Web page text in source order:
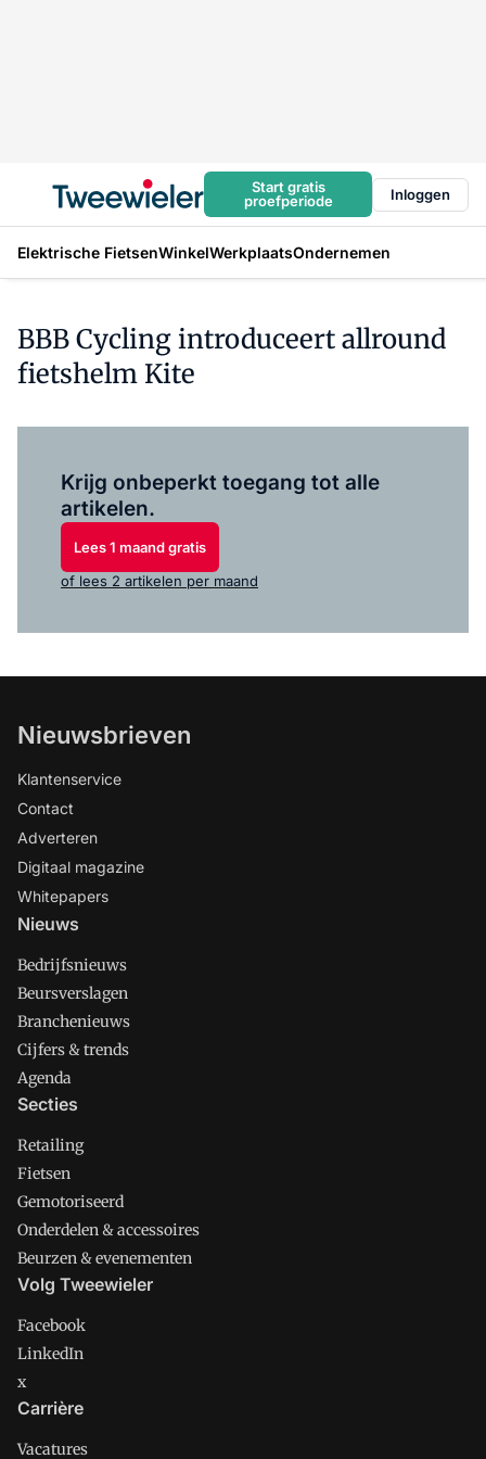
Start gratis
proefperiode
Inloggen
Elektrische FietsenWinkelWerkplaatsOndernemen
BBB Cycling introduceert allround
fietshelm Kite
Krijg onbeperkt toegang tot alle
artikelen.
Lees 1 maand gratis
of lees 2 artikelen per maand
Nieuwsbrieven
Klantenservice
Contact
Adverteren
Digitaal magazine
Whitepapers
Nieuws
Bedrijfsnieuws
Beursverslagen
Branchenieuws
Cijfers & trends
Agenda
Secties
Retailing
Fietsen
Gemotoriseerd
Onderdelen & accessoires
Beurzen & evenementen
Volg Tweewieler
Facebook
LinkedIn
x
Carrière
Vacatures